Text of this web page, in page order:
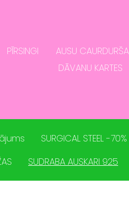
PĪRSINGI AUSU
DĀVANU KARTES
SURGICAL STEEL -
SUDRABA AUSKARI 925